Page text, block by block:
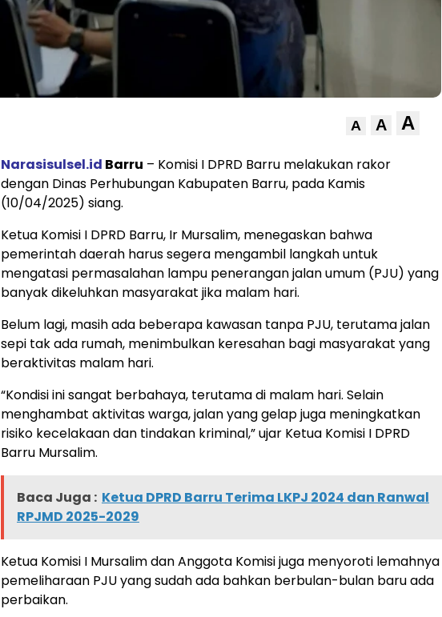
A A A
Narasisulsel.id Barru – Komisi I DPRD Barru melakukan rakor
dengan Dinas Perhubungan Kabupaten Barru, pada Kamis
(10/04/2025) siang.
Ketua Komisi I DPRD Barru, Ir Mursalim, menegaskan bahwa
pemerintah daerah harus segera mengambil langkah untuk
mengatasi permasalahan lampu penerangan jalan umum (PJU) yang
banyak dikeluhkan masyarakat jika malam hari.
Belum lagi, masih ada beberapa kawasan tanpa PJU, terutama jalan
sepi tak ada rumah, menimbulkan keresahan bagi masyarakat yang
beraktivitas malam hari.
“Kondisi ini sangat berbahaya, terutama di malam hari. Selain
menghambat aktivitas warga, jalan yang gelap juga meningkatkan
risiko kecelakaan dan tindakan kriminal,” ujar Ketua Komisi I DPRD
Barru Mursalim.
Baca Juga : Ketua DPRD Barru Terima LKPJ 2024 dan Ranwal
RPJMD 2025-2029
Ketua Komisi I Mursalim dan Anggota Komisi juga menyoroti lemahnya
pemeliharaan PJU yang sudah ada bahkan berbulan-bulan baru ada
perbaikan.